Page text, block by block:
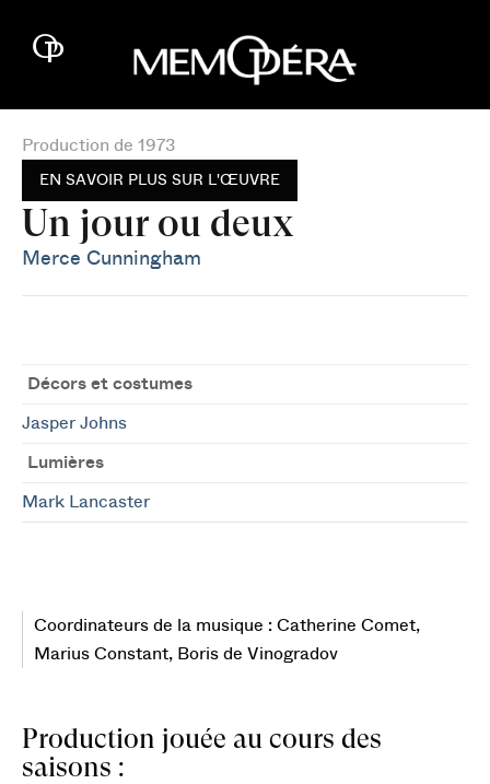
Production de 1973
EN SAVOIR PLUS SUR L'ŒUVRE
Un jour ou deux
Merce Cunningham
Décors et costumes
Jasper Johns
Lumières
Mark Lancaster
Coordinateurs de la musique : Catherine Comet,
Marius Constant, Boris de Vinogradov
Production jouée au cours des
saisons :